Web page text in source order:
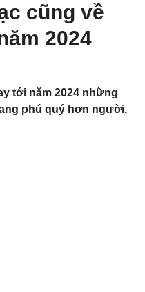
cũng về
2024
tới năm 2024 những
phú quý hơn người,